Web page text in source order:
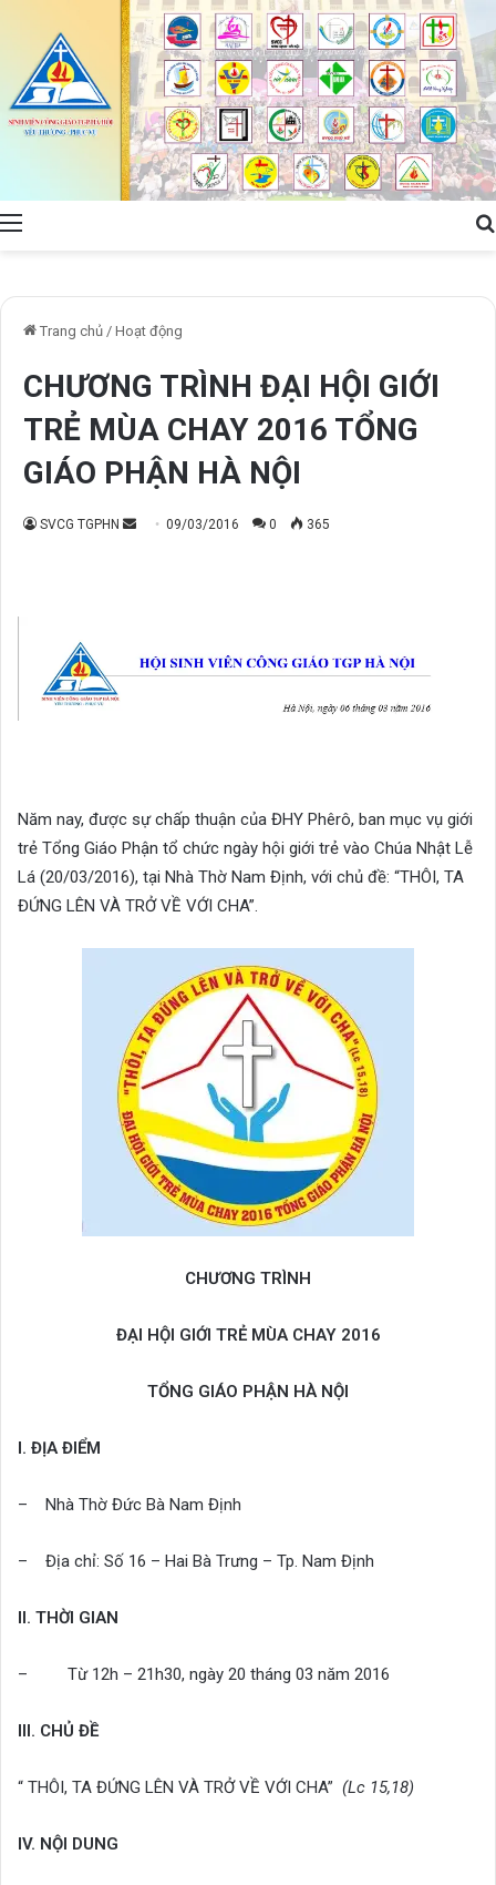
Menu
Trang chủ / Hoạt động
CHƯƠNG TRÌNH ĐẠI HỘI GIỚI
TRẺ MÙA CHAY 2016 TỔNG
GIÁO PHẬN HÀ NỘI
SVCG TGPHN
Send 09/03/2016 0 365
Năm nay, được sự chấp thuận của ĐHY Phêrô, ban mục vụ giới
trẻ Tổng Giáo Phận tổ chức ngày hội giới trẻ vào Chúa Nhật Lễ
Lá (20/03/2016), tại Nhà Thờ Nam Định, với chủ đề: “THÔI, TA
ĐỨNG LÊN VÀ TRỞ VỀ VỚI CHA”.
CHƯƠNG TRÌNH
ĐẠI HỘI GIỚI TRẺ MÙA CHAY 2016
TỔNG GIÁO PHẬN HÀ NỘI
I. ĐỊA ĐIỂM
– Nhà Thờ Đức Bà Nam Định
– Địa chỉ: Số 16 – Hai Bà Trưng – Tp. Nam Định
II. THỜI GIAN
– Từ 12h – 21h30, ngày 20 tháng 03 năm 2016
III. CHỦ ĐỀ
“ THÔI, TA ĐỨNG LÊN VÀ TRỞ VỀ VỚI CHA” (Lc 15,18)
IV. NỘI DUNG